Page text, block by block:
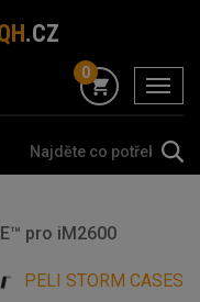
.CZ
menu
0
pro iM2600
PELI STORM CASES